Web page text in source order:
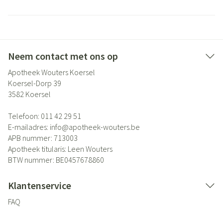
Neem contact met ons op
Apotheek Wouters Koersel
Koersel-Dorp 39
3582 Koersel
Telefoon: 011 42 29 51
E-mailadres: info@apotheek-wouters.be
APB nummer: 713003
Apotheek titularis: Leen Wouters
BTW nummer: BE0457678860
Klantenservice
FAQ